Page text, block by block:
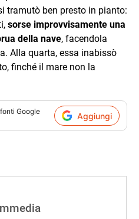
tramutò ben presto in pianto:
sorse improvvisamente una
della nave, facendola
Alla quarta, essa inabissò
finché il mare non la
Google
Aggiungi